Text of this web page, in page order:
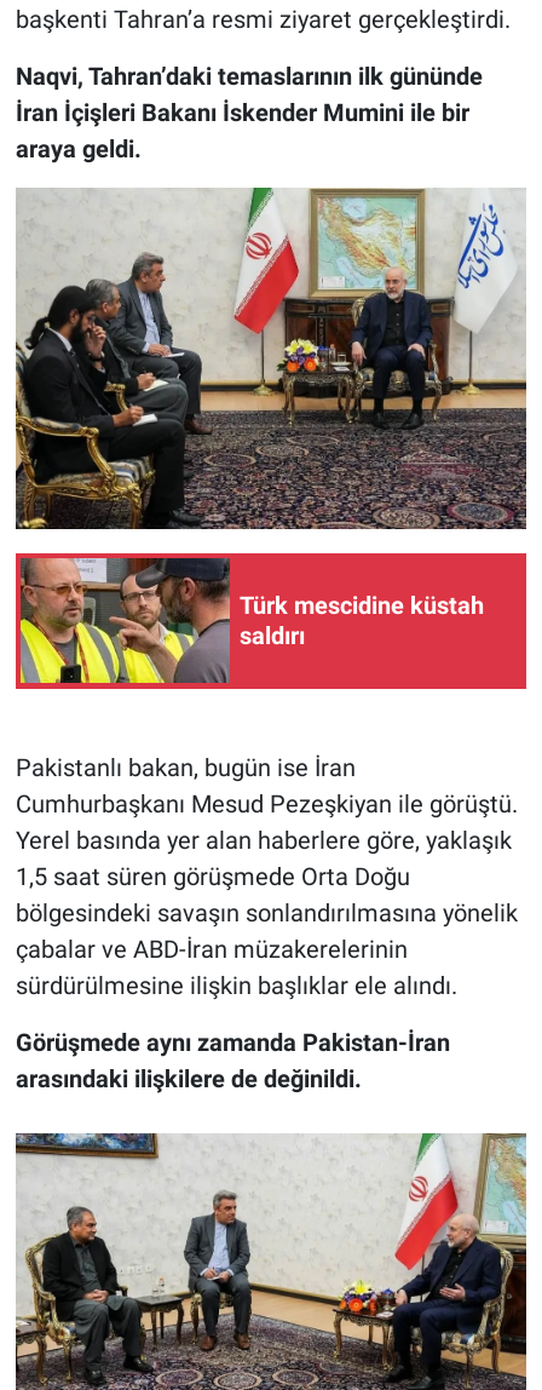
başkenti Tahran’a resmi ziyaret gerçekleştirdi.
Naqvi, Tahran’daki temaslarının ilk gününde
İran İçişleri Bakanı İskender Mumini ile bir
araya geldi.
Türk mescidine küstah
saldırı
Pakistanlı bakan, bugün ise İran
Cumhurbaşkanı Mesud Pezeşkiyan ile görüştü.
Yerel basında yer alan haberlere göre, yaklaşık
1,5 saat süren görüşmede Orta Doğu
bölgesindeki savaşın sonlandırılmasına yönelik
çabalar ve ABD-İran müzakerelerinin
sürdürülmesine ilişkin başlıklar ele alındı.
Görüşmede aynı zamanda Pakistan-İran
arasındaki ilişkilere de değinildi.